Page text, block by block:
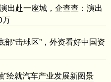
出赴一座城，企查查：演出
万
“击球区”，外资看好中国资
”绘就汽车产业发展新图景